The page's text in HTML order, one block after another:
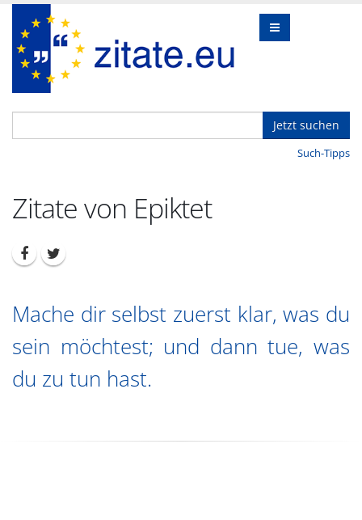
Jetzt suchen
Such-Tipps
Zitate von Epiktet
Mache dir selbst zuerst klar, was du
sein möchtest; und dann tue, was
du zu tun hast.